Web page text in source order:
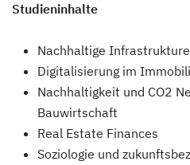
Studieninhalte
Nachhaltige
Digitalisierung im
Nachhaltigkeit und CO2
Bauwirtschaft
Real Estate Finances
Soziologie und